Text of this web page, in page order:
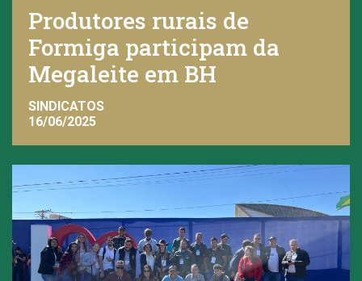
Produtores rurais de
Formiga participam da
Megaleite em BH
SINDICATOS
16/06/2025